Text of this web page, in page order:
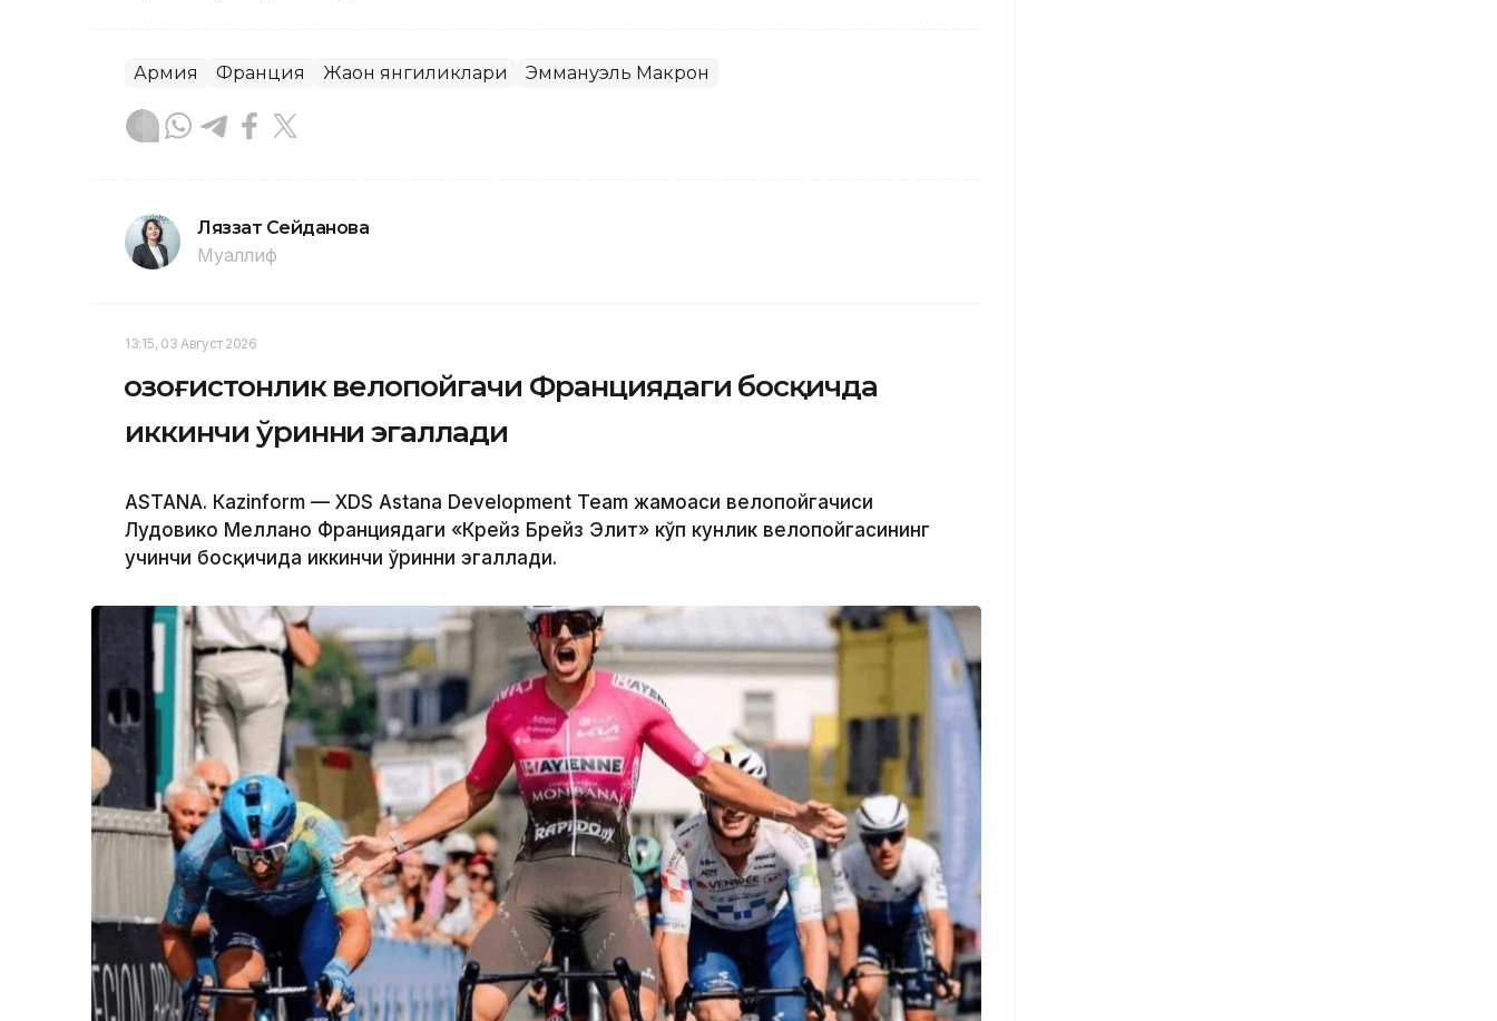
Армия Франция Жаҳон янгиликлари Эммануэль Макрон
Ляззат Сейданова
Муаллиф
13:15, 03 Август 2026
Қозоғистонлик велопойгачи Франциядаги босқичда
иккинчи ўринни эгаллади
ASTANА. Кazinform — XDS Astana Development Team жамоаси велопойгачиси
Лудовико Меллано Франциядаги «Крейз Брейз Элит» кўп кунлик велопойгасининг
учинчи босқичида иккинчи ўринни эгаллади.